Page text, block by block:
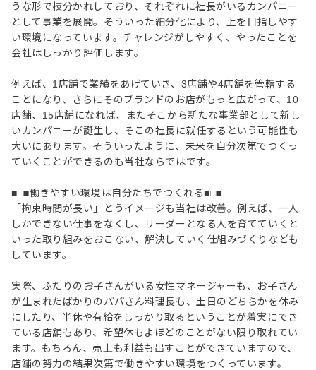
うな形で枝分かれしており、それぞれに社長がいるカンパニー
として事業を展開。そういった細分化により、上を目指しやす
い環境になっています。チャレンジがしやすく、やったことを
会社はしっかり評価します。
例えば、1店舗で業績をあげていき、3店舗や4店舗を管轄する
ことになり、さらにそのブランドのお店がもっと広がって、10
店舗、15店舗になれば、またそこから新たな事業部として新し
いカンパニーが誕生し、そこの社長に就任するという可能性も
大いにあります。そういったように、未来を自分次第でつくっ
ていくことができるのも当社ならではです。
■□■働きやすい環境は自分たちでつくれる■□■
「拘束時間が長い」とうイメージも当社は改善。例えば、一人
しかできない仕事をなくし、リーダーとなる人を育てていくと
いった取り組みをおこない、解決していく仕組みづくりなども
しています。
実際、ふたりのお子さんがいる女性マネージャーも、お子さん
が生まれたばかりのパパさん料理長も、土日のどちらかを休み
にしたり、半休や有給をしっかり取るということが着実にでき
ている店舗もあり、希望休もよほどのことがない限り取れてい
ます。もちろん、売上も利益も出すことができていますので、
店舗の努力の結果次第で働きやすい環境をつくっています。